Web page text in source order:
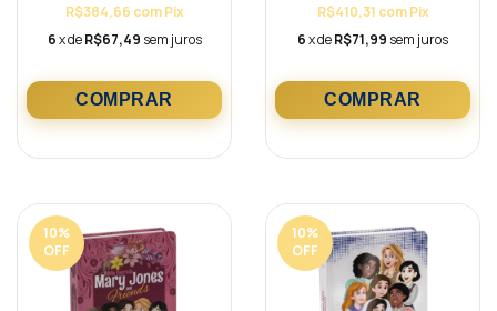
R$384,66 com Pix
6x deR$67,49 sem juros
R$410,31 com Pix
6x deR$71,99 sem juros
10%
OFF
10%
OFF